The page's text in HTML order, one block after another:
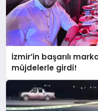
İzmir’in başarılı
müjdelerle girdi!